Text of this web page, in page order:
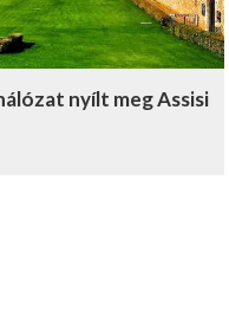
nyílt meg Assisi